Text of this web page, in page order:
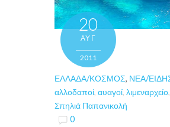
20
ΑΥΓ
2011
ΕΛΛΆΔΑ/ΚΌΣΜΟΣ, ΝΈΑ/
αλλοδαποί, αυαγοί, λιμεναρχείο,
Σπηλιά Παπανικολή
0